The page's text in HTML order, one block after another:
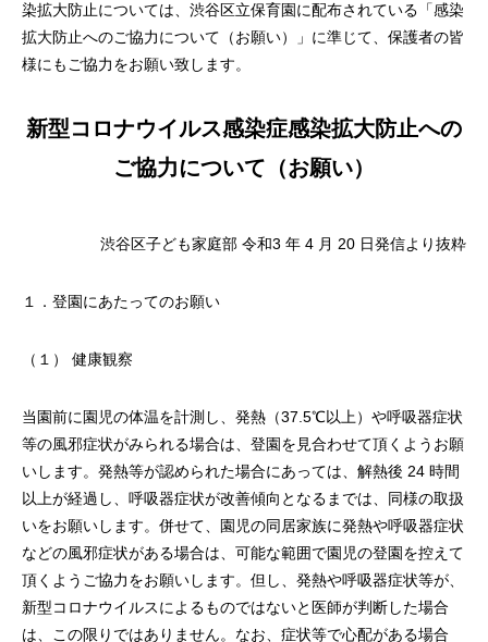
染拡大防止については、渋谷区立保育園に配布されている「感染
拡大防止へのご協力について（お願い）」に準じて、保護者の皆
様にもご協力をお願い致します。
新型コロナウイルス感染症感染拡大防止への
ご協力について（お願い）
渋谷区子ども家庭部 令和3 年 4 月 20 日発信より抜粋
１．登園にあたってのお願い
（１） 健康観察
当園前に園児の体温を計測し、発熱（37.5℃以上）や呼吸器症状
等の風邪症状がみられる場合は、登園を見合わせて頂くようお願
いします。発熱等が認められた場合にあっては、解熱後 24 時間
以上が経過し、呼吸器症状が改善傾向となるまでは、同様の取扱
いをお願いします。併せて、園児の同居家族に発熱や呼吸器症状
などの風邪症状がある場合は、可能な範囲で園児の登園を控えて
頂くようご協力をお願いします。但し、発熱や呼吸器症状等が、
新型コロナウイルスによるものではないと医師が判断した場合
は、この限りではありません。なお、症状等で心配がある場合